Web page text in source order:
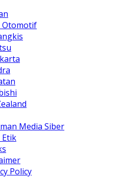
Otomotif
Media Siber
Etik
Policy